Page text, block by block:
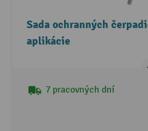
Sada ochranných
aplikácie
7 pracovných dní